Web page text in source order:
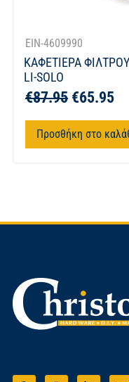
EIN-4609990
ΚΑΦΕΤΙΕΡΑ
LI-SOLO
€87.95 €65.95
Προσθήκη στο